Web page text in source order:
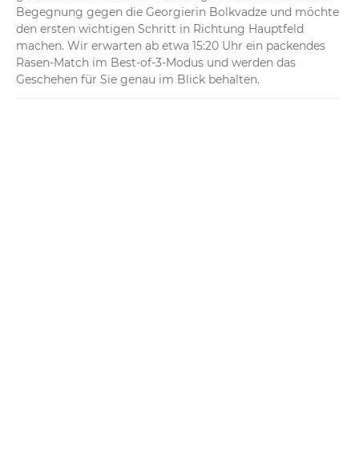
Begegnung gegen die Georgierin Bolkvadze und möchte
den ersten wichtigen Schritt in Richtung Hauptfeld
machen. Wir erwarten ab etwa 15:20 Uhr ein packendes
Rasen-Match im Best-of-3-Modus und werden das
Geschehen für Sie genau im Blick behalten.